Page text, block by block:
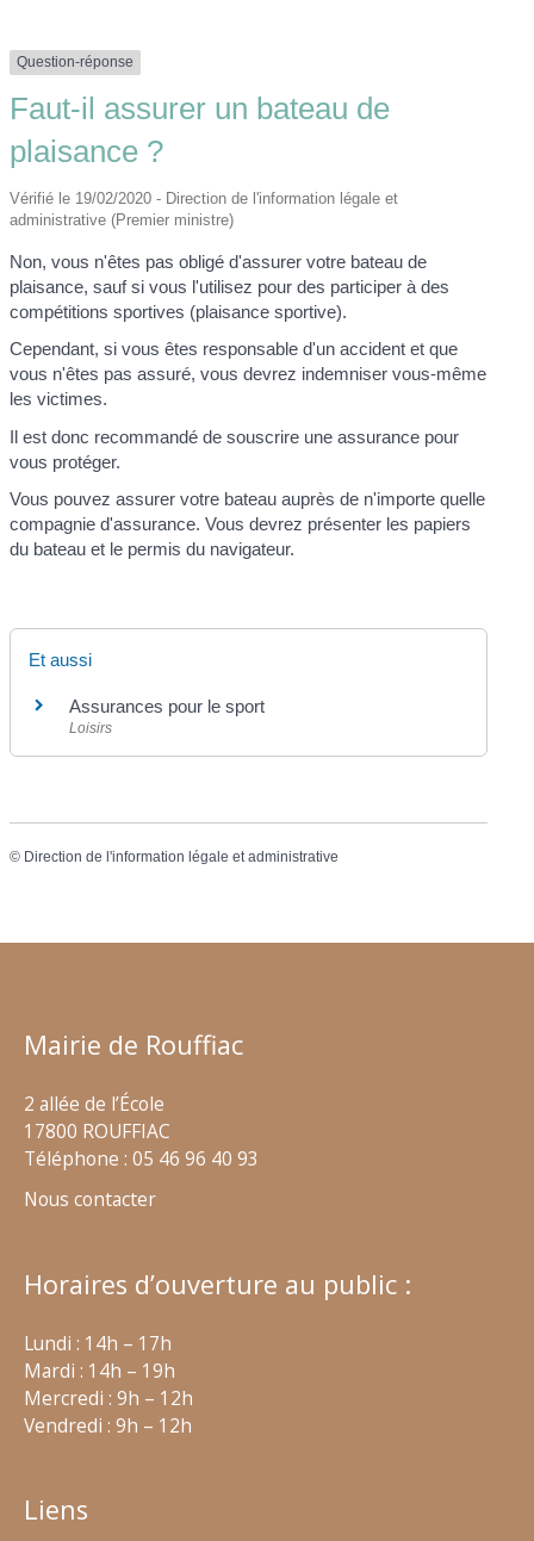
Question-réponse
Faut-il assurer un bateau de
plaisance ?
Vérifié le 19/02/2020 - Direction de l'information légale et
administrative (Premier ministre)
Non, vous n'êtes pas obligé d'assurer votre bateau de
plaisance, sauf si vous l'utilisez pour des participer à des
compétitions sportives (plaisance sportive).
Cependant, si vous êtes responsable d'un accident et que
vous n'êtes pas assuré, vous devrez indemniser vous-même
les victimes.
Il est donc recommandé de souscrire une assurance pour
vous protéger.
Vous pouvez assurer votre bateau auprès de n'importe quelle
compagnie d'assurance. Vous devrez présenter les papiers
du bateau et le permis du navigateur.
Et aussi
Assurances pour le sport
Loisirs
© Direction de l'information légale et administrative
Mairie de Rouffiac
2 allée de l’École
17800 ROUFFIAC
Téléphone : 05 46 96 40 93
Nous contacter
Horaires d’ouverture au public :
Lundi : 14h – 17h
Mardi : 14h – 19h
Mercredi : 9h – 12h
Vendredi : 9h – 12h
Liens